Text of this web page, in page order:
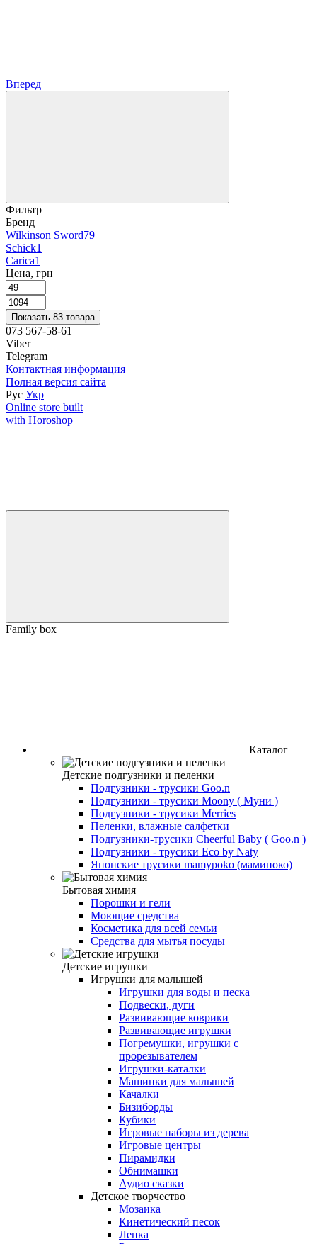
Вперед
Фильтр
Бренд
Wilkinson Sword79
Schick1
Carica1
Цена, грн
Показать 83 товара
073 567-58-61
Viber
Telegram
Контактная информация
Полная версия сайта
Рус Укр
Online store built
with Horoshop
Family box
Каталог
Детские подгузники и пеленки
Подгузники - трусики Goo.n
Подгузники - трусики Moony ( Муни )
Подгузники - трусики Merries
Пеленки, влажные салфетки
Подгузники-трусики Cheerful Baby ( Goo.n )
Подгузники - трусики Eco by Naty
Японские трусики mamypoko (мамипоко)
Бытовая химия
Порошки и гели
Моющие средства
Косметика для всей семьи
Средства для мытья посуды
Детские игрушки
Игрушки для малышей
Игрушки для воды и песка
Подвески, дуги
Развивающие коврики
Развивающие игрушки
Погремушки, игрушки с
прорезывателем
Игрушки-каталки
Машинки для малышей
Качалки
Бизиборды
Кубики
Игровые наборы из дерева
Игровые центры
Пирамидки
Обнимашки
Аудио сказки
Детское творчество
Мозаика
Кинетический песок
Лепка